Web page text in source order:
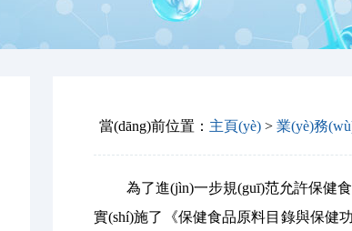
當(dāng)前位置： 主頁(yè) > 業(yè)務
為了進(jìn)一步規(guī)范允許保健食品
實(shí)施了《保健食品原料目錄與保健